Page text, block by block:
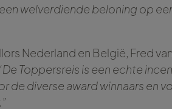
welverdiende beloning op
Nederland en België, Fred
Toppersreis is een echte
de diverse award winnaars en